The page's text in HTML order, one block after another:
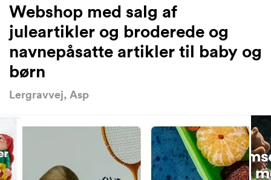
Webshop med salg af
juleartikler og broderede og
navnepåsatte artikler til baby og
børn
Lergravvej, Asp